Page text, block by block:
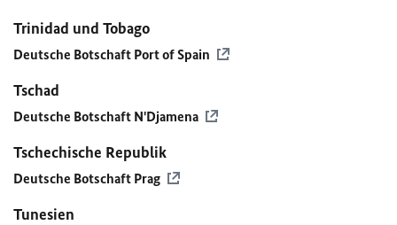
Trinidad und Tobago
Deutsche Botschaft Port of Spain
Tschad
Deutsche Botschaft N'Djamena
Tschechische Republik
Deutsche Botschaft Prag
Tunesien